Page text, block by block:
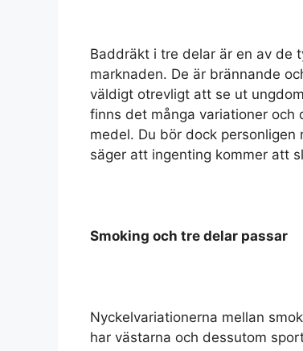
Baddräkt i tre delar är en av de
marknaden. De är brännande
väldigt otrevligt att se ut
finns det många variationer och
medel. Du bör dock
säger att ingenting kommer att
Smoking och tre delar passar
Nyckelvariationerna mellan
har västarna och dessutom